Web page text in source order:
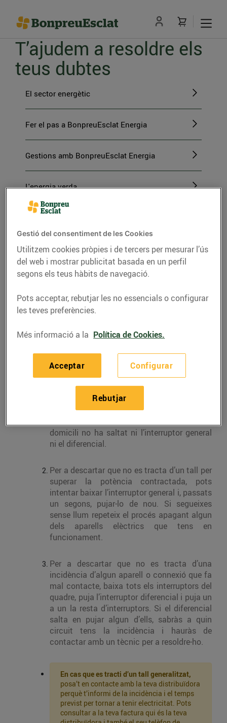
T’ajudem a resoldre els
teus dubtes
El sector energètic
Fer el pas a BonpreuEsclat Energia
Gestions amb BonpreuEsclat Energia
L'energia verda
< Torna a FAQS
Si tinc un tall de
subministrament, qui me'l
solucionarà? Què has de fer si
et trobes amb un tall
d’electricitat?
En primer lloc, cal que t’assabentis de si es tracta d’un
tall generalitzat, és a dir, comprovar si ets l’únic que
no té llum o bé per exemple els teus veïns tampoc.
En cas que només t’afecti a tu el tall
domicili no ha saltat ni l’interruptor general
ni el diferencial.
Per a descartar que no es tracta d’un tall per
superar la potència contractada, pots
intentar baixar l’interruptor general i, passats
un segons, pujar-lo de nou. Si segueixes
sense llum repeteix el procés apagant algun
dels aparells elèctrics que tens en
funcionament.
Per a descartar que no es tracta d’una
incidència d’algun aparell o connexió que fa
mal contacte, baixa tots els interruptors del
quadre, puja l’interruptor diferencial i puja un
a un la resta d’interruptors. Si el diferencial
salta en pujar algun d’ells, sabràs a quin
circuit tens la incidència i hauràs de
contactar amb un tècnic per a resoldre-ho.
En cas que es tracti d’un tall generalitzat,
posa’t en contacte amb la teva distribuïdora
perquè t’informi de la incidència i el temps
previst per tornar a tenir electricitat. Pots
consultar a la teva factura qui és la teva
Gestió del consentiment de les Cookies
Utilitzem cookies pròpies i de tercers per mesurar l’ús
del web i mostrar publicitat basada en un perfil
segons els teus hàbits de navegació.
Pots acceptar, rebutjar les no essencials o configurar
les teves preferències.
Més informació a la Política de Cookies.
Configurar
Rebutjar
Acceptar